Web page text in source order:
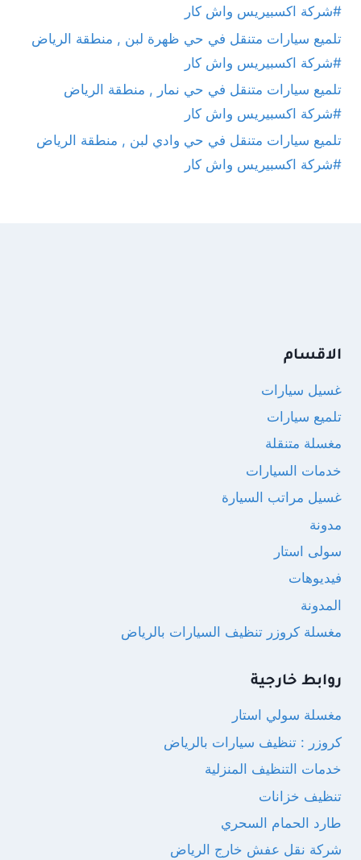
#شركة اكسبيريس واش كار
تلميع سيارات متنقل في حي ظهرة لبن , منطقة الرياض
#شركة اكسبيريس واش كار
تلميع سيارات متنقل في حي نمار , منطقة الرياض
#شركة اكسبيريس واش كار
تلميع سيارات متنقل في حي وادي لبن , منطقة الرياض
#شركة اكسبيريس واش كار
الاقسام
غسيل سيارات
تلميع سيارات
مغسلة متنقلة
خدمات السيارات
غسيل مراتب السيارة
مدونة
سولى استار
فيديوهات
المدونة
مغسلة كروزر تنظيف السيارات بالرياض
روابط خارجية
مغسلة سولي استار
كروزر : تنظيف سيارات بالرياض
خدمات التنظيف المنزلية
تنظيف خزانات
طارد الحمام السحري
شركة نقل عفش خارج الرياض